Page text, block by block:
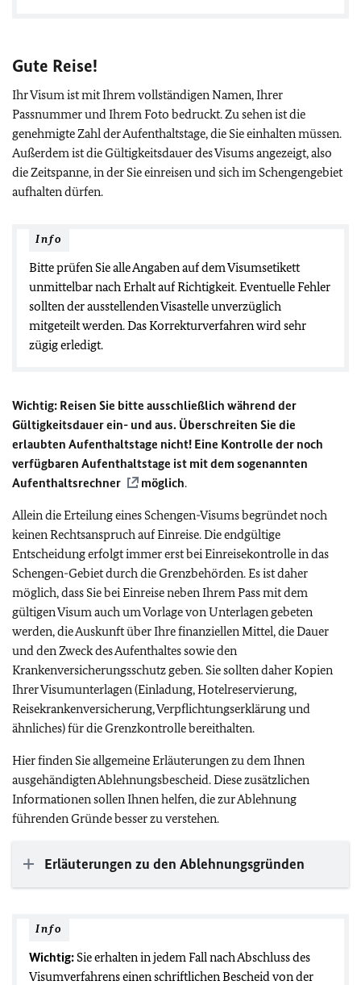
Gute Reise!
Ihr Visum ist mit Ihrem vollständigen Namen, Ihrer
Passnummer und Ihrem Foto bedruckt. Zu sehen ist die
genehmigte Zahl der Aufenthaltstage, die Sie einhalten müssen.
Außerdem ist die Gültigkeitsdauer des Visums angezeigt, also
die Zeitspanne, in der Sie einreisen und sich im Schengengebiet
aufhalten dürfen.
Info
Bitte prüfen Sie alle Angaben auf dem Visumsetikett
unmittelbar nach Erhalt auf Richtigkeit. Eventuelle Fehler
sollten der ausstellenden Visastelle unverzüglich
mitgeteilt werden. Das Korrekturverfahren wird sehr
zügig erledigt.
Wichtig: Reisen Sie bitte ausschließlich während der
Gültigkeitsdauer ein- und aus. Überschreiten Sie die
erlaubten Aufenthaltstage nicht! Eine Kontrolle der noch
verfügbaren Aufenthaltstage ist mit dem sogenannten
Aufenthaltsrechner
möglich.
Allein die Erteilung eines Schengen-Visums begründet noch
keinen Rechtsanspruch auf Einreise. Die endgültige
Entscheidung erfolgt immer erst bei Einreisekontrolle in das
Schengen-Gebiet durch die Grenzbehörden. Es ist daher
möglich, dass Sie bei Einreise neben Ihrem Pass mit dem
gültigen Visum auch um Vorlage von Unterlagen gebeten
werden, die Auskunft über Ihre finanziellen Mittel, die Dauer
und den Zweck des Aufenthaltes sowie den
Krankenversicherungsschutz geben. Sie sollten daher Kopien
Ihrer Visumunterlagen (Einladung, Hotelreservierung,
Reisekrankenversicherung, Verpflichtungserklärung und
ähnliches) für die Grenzkontrolle bereithalten.
Hier finden Sie allgemeine Erläuterungen zu dem Ihnen
ausgehändigten Ablehnungsbescheid. Diese zusätzlichen
Informationen sollen Ihnen helfen, die zur Ablehnung
führenden Gründe besser zu verstehen.
Erläuterungen zu den Ablehnungsgründen
Info
Wichtig: Sie erhalten in jedem Fall nach Abschluss des
Visumverfahrens einen schriftlichen Bescheid von der